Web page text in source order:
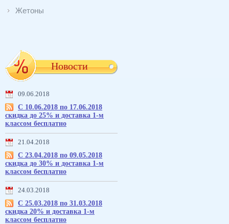
Жетоны
Новости
09.06.2018
С 10.06.2018 по 17.06.2018
скидка до 25% и доставка 1-м
классом бесплатно
21.04.2018
С 23.04.2018 по 09.05.2018
скидка до 30% и доставка 1-м
классом бесплатно
24.03.2018
С 25.03.2018 по 31.03.2018
скидка 20% и доставка 1-м
классом бесплатно